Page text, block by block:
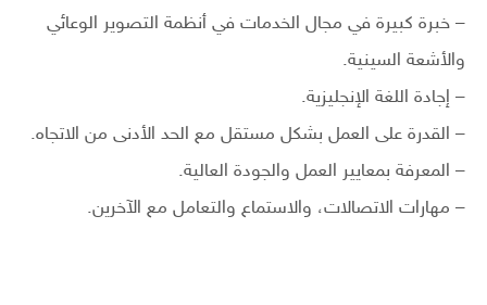
– خبرة كبيرة في مجال الخدمات في أنظمة التصوير الوعائي
والأشعة السينية.
– إجادة اللغة الإنجليزية.
– القدرة على العمل بشكل مستقل مع الحد الأدنى من الاتجاه.
– المعرفة بمعايير العمل والجودة العالية.
– مهارات الاتصالات، والاستماع والتعامل مع الآخرين.